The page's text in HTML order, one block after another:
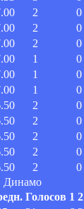
2 0
2 0
2 0
1 0
1 0
1 0
2 0
2 0
2 0
2 0
2 0
Динамо
Голосов 1 2